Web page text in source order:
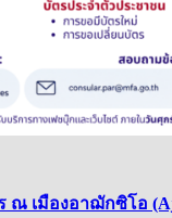
ณ เมืองอาฌักซิโอ